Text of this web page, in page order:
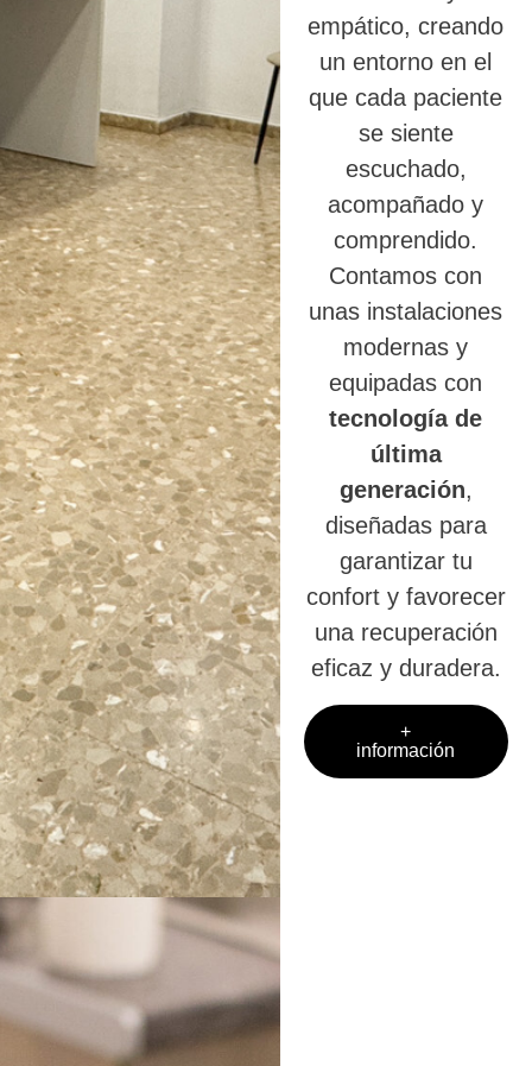
empático, creando
un entorno en el
que cada paciente
se siente
escuchado,
acompañado y
comprendido.
Contamos con
unas instalaciones
modernas y
equipadas con
tecnología de
última
generación,
diseñadas para
garantizar tu
confort y favorecer
una recuperación
eficaz y duradera.
+
información